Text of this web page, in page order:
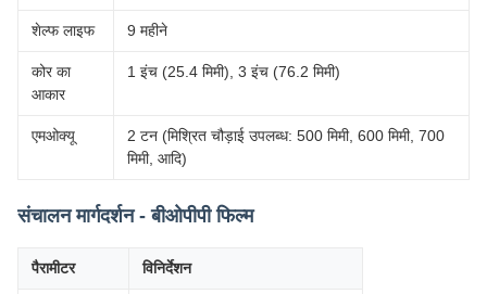
शेल्फ लाइफ 9 महीने
कोर का
आकार
1 इंच (25.4 मिमी), 3 इंच (76.2 मिमी)
एमओक्यू
2 टन (मिश्रित चौड़ाई उपलब्ध: 500 मिमी, 600 मिमी, 700
मिमी, आदि)
संचालन मार्गदर्शन - बीओपीपी फिल्म
पैरामीटर विनिर्देशन